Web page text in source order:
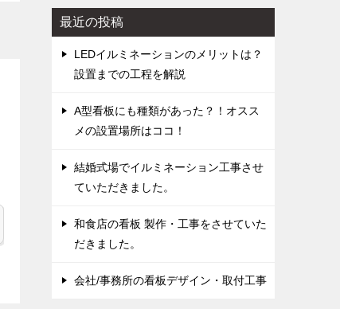
最近の投稿
LEDイルミネーションのメリットは？
設置までの工程を解説
A型看板にも種類があった？！オスス
メの設置場所はココ！
結婚式場でイルミネーション工事させ
ていただきました。
和食店の看板 製作・工事をさせていた
だきました。
会社/事務所の看板デザイン・取付工事